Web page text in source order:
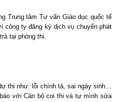
Trung tâm Tư vấn Giáo dục quốc tế
công ty đăng ký dịch vụ chuyển phát
tại phòng thi.
thi như: lỗi chính tả, sai ngày sinh…
với Cán bộ coi thi và tự mình sửa